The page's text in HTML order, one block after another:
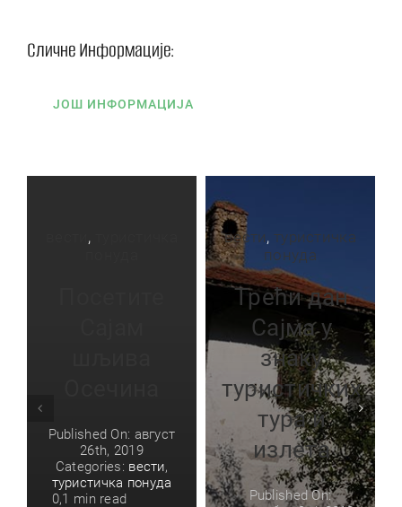
Сличне Информације:
ЈОШ ИНФОРМАЦИЈА
,
Published On: август
26th, 2019
Categories: вести,
туристичка понуда
0,1 min read
вести,туристичка
понуда
Трећи дан
Сајма у
знаку
туристичких
тура и
излета
Published On: